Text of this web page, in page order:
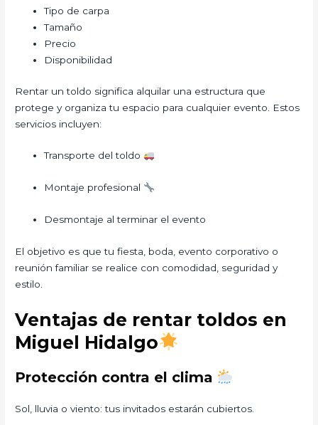
Tipo de carpa
Tamaño
Precio
Disponibilidad
Rentar un toldo significa alquilar una estructura que
protege y organiza tu espacio para cualquier evento. Estos
servicios incluyen:
Transporte del toldo
Montaje profesional
Desmontaje al terminar el evento
El objetivo es que tu fiesta, boda, evento corporativo o
reunión familiar se realice con comodidad, seguridad y
estilo.
Ventajas de rentar toldos en
Miguel Hidalgo
Protección contra el clima
Sol, lluvia o viento: tus invitados estarán cubiertos.